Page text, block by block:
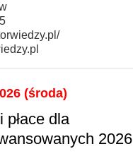
(środa)
płace dla
2026